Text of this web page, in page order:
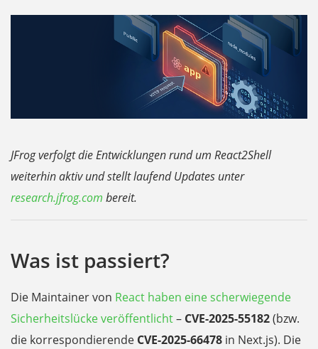
JFrog verfolgt die Entwicklungen rund um React2Shell
weiterhin aktiv und stellt laufend Updates unter
research.jfrog.com bereit.
Was ist passiert?
Die Maintainer von React haben eine scherwiegende
Sicherheitslücke veröffentlicht– CVE-2025-55182(bzw.
die korrespondierende CVE-2025-66478 in Next.js). Die